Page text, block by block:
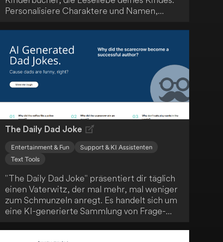
Personalisiere Charaktere und Namen,
Leben deines Kindes und nutze deine
Kreativität, um Bildungs- und
Moralvorstellungen zu vermitteln. Entdecke
von der StoryBooks-Community empfohlene
Geschichten und erkunde das
Geschichtenerzählen in verschiedenen
The Daily Dad Joke
Entertainment & Fun
Support & KI Assistenten
Text Tools
"The Daily Dad Joke" präsentiert dir täglich
einen Vaterwitz, der mal mehr, mal weniger
zum Schmunzeln anregt. Es handelt sich um
eine KI-generierte Sammlung von Frage-
Joke"-Format nachahmen. Die Künstliche